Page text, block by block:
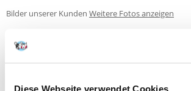
Diese Webseite verwendet Cookies
Bilder unserer Kunden Weitere Fotos anzeigen
KATTOVIT RENAL Paste mit Huhn ist eine